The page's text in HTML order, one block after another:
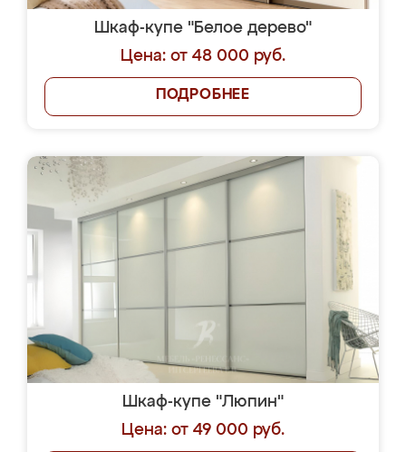
Шкаф-купе "Белое дерево"
Цена: от 48 000 руб.
ПОДРОБНЕЕ
Шкаф-купе "Люпин"
Цена: от 49 000 руб.